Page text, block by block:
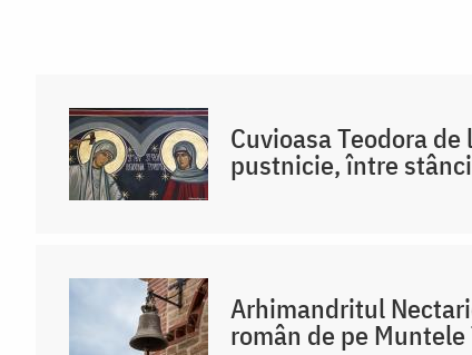
Cuvioasa Teodora
pustnicie, între stânci
Arhimandritul
român de pe Muntele